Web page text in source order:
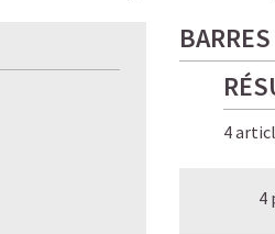
4
4